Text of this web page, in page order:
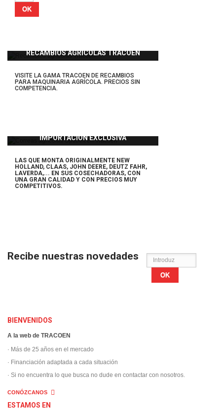
OK
RECAMBIOS AGRÍCOLAS TRACOEN
VISITE LA GAMA TRACOEN DE RECAMBIOS
PARA MAQUINARIA AGRÍCOLA. PRECIOS SIN
COMPETENCIA.
IMPORTACIÓN EXCLUSIVA
LAS QUE MONTA ORIGINALMENTE NEW
HOLLAND, CLAAS, JOHN DEERE, DEUTZ FAHR,
LAVERDA,... EN SUS COSECHADORAS, CON
UNA GRAN CALIDAD Y CON PRECIOS MUY
COMPETITIVOS.
Recibe nuestras novedades
OK
BIENVENIDOS
A la web de TRACOEN
· Más de 25 años en el mercado
· Financiación adaptada a cada situación
· Si no encuentra lo que busca no dude en contactar con nosotros.
CONÓZCANOS
ESTAMOS EN